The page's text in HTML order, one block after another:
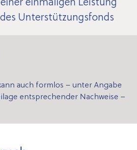
Unterstützungsfonds
auch formlos – unter Angabe
entsprechender Nachweise –